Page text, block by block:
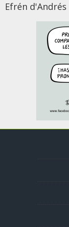
Efrén d'Andrés